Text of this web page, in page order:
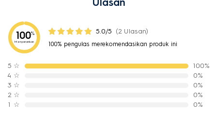
100%
Menyarankan
5.0/5 (2 Ulasan)
100% pengulas merekomendasikan produk ini
5 ☆
100%
4 ☆
0%
3 ☆
0%
2 ☆
0%
1 ☆ 0%